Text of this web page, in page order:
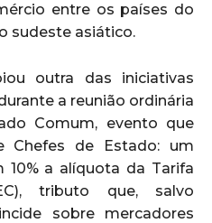
entre os países do
sudeste asiático.
outra das iniciativas
a reunião ordinária
Comum, evento que
Chefes de Estado: um
10% a alíquota da Tarifa
tributo que, salvo
sobre mercadores